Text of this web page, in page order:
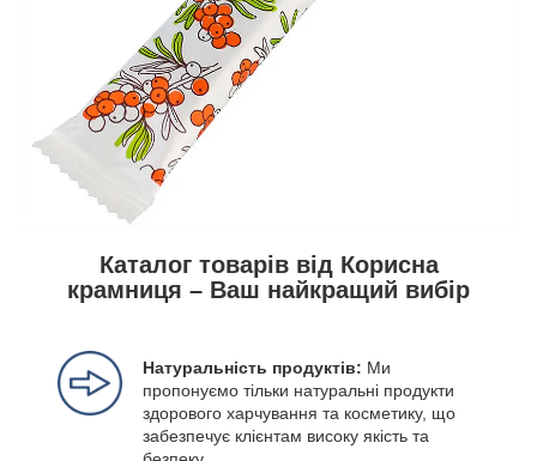
Каталог товарів від Корисна
крамниця – Ваш найкращий вибір
Натуральність продуктів: Ми
пропонуємо тільки натуральні продукти
здорового харчування та косметику, що
забезпечує клієнтам високу якість та